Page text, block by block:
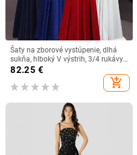
Šaty na zborové vystúpenie, dlhá
sukňa, hlboký V výstrih, 3/4 rukávy,
vysoký pás, látka: polyester
82.25 €
add_shopping_cart